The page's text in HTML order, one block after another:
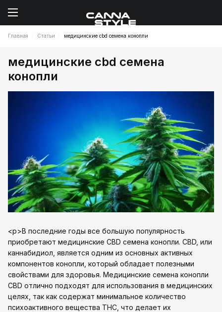
Главная Статьи медицинские cbd семена конопли
медицинские cbd семена
конопли
<p>В последние годы все большую популярность
приобретают медицинские CBD семена конопли. CBD, или
каннабидиол, является одним из основных активных
компонентов конопли, который обладает полезными
свойствами для здоровья. Медицинские семена конопли
CBD отлично подходят для использования в медицинских
целях, так как содержат минимальное количество
психоактивного вещества THC, что делает их